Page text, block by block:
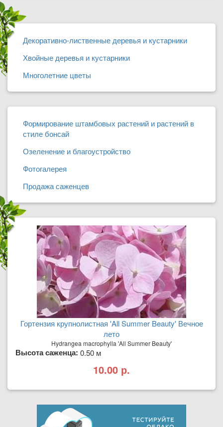
Декоративно-лиственные деревья и кустарники
Хвойные деревья и кустарники
Многолетние цветы
Формирование штамбовых растений и растений в
стиле бонсай
Озеленение и благоустройство
Фотогалерея
Продажа саженцев
Гортензия крупнолистная 'All Summer Beauty' Вечное
лето
Hydrangea macrophylla 'All Summer Beauty'
Высота саженца: 0.50 м
10.00 р.